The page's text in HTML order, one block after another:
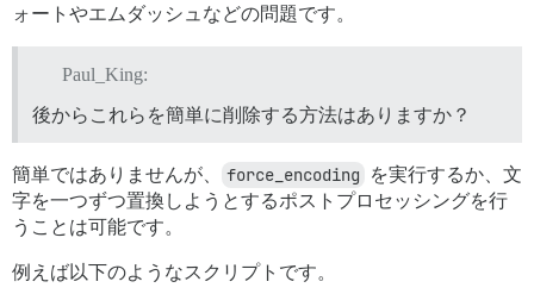
ォートやエムダッシュなどの問題です。
Paul_King:
後からこれらを簡単に削除する方法はありますか？
簡単ではありませんが、 force_encoding
を実行するか、文
字を一つずつ置換しようとするポストプロセッシングを行
うことは可能です。
例えば以下のようなスクリプトです。